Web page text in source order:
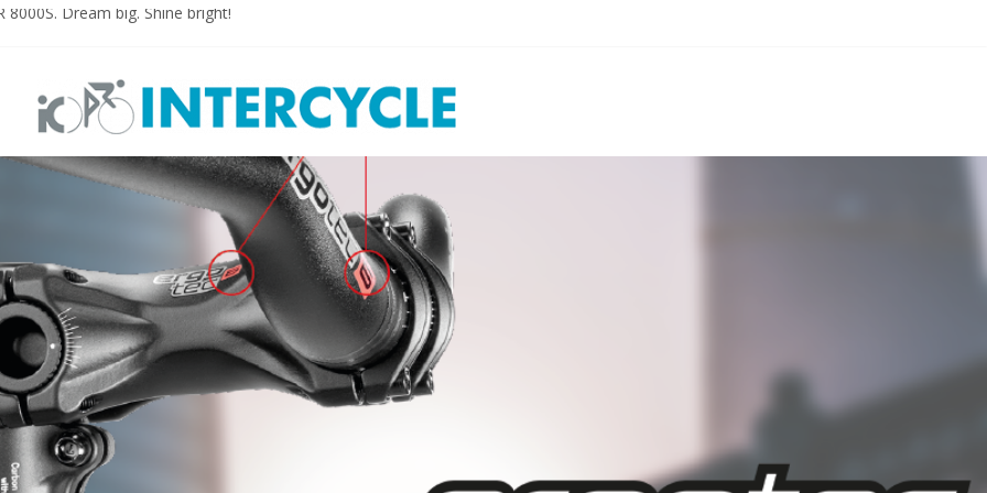
8000S. Dream big. Shine bright!
E-PLUS
for E-bikes